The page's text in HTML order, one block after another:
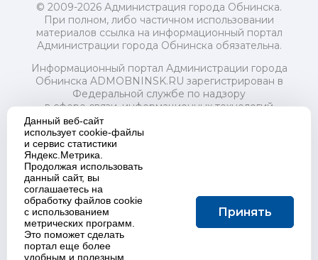
© 2009-2026 Администрация города Обнинска.
При полном, либо частичном использовании
материалов ссылка на информационный портал
Администрации города Обнинска обязательна.
Информационный портал Администрации города
Обнинска ADMOBNINSK.RU зарегистрирован в
Федеральной службе по надзору
в сфере связи, информационных технологий
и массовых коммуникаций (Роскомнадзор) 24 июля
2018 года.
Свидетельство о регистрации Эл № ФС77-73321
Учредитель: Администрация (исполнительно-
распорядительный орган) городского округа "Город
Обнинск". Главный редактор: Байкова Е.А.
Адрес электронной почты Редакции:
redactor@admobninsk.ru
Телефон Редакции: +7 (484) 395-85-85
Настоящий ресурс содержит материалы 18+
Политика в отношении обработки персональных
Данный веб-сайт
использует cookie-файлы
и сервис статистики
Яндекс.Метрика.
Продолжая использовать
данный сайт, вы
соглашаетесь на
обработку файлов cookie
с использованием
метрических программ.
Это поможет сделать
портал еще более
удобным и полезным.
Принять